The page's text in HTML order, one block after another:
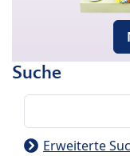
Suche
Erweiterte